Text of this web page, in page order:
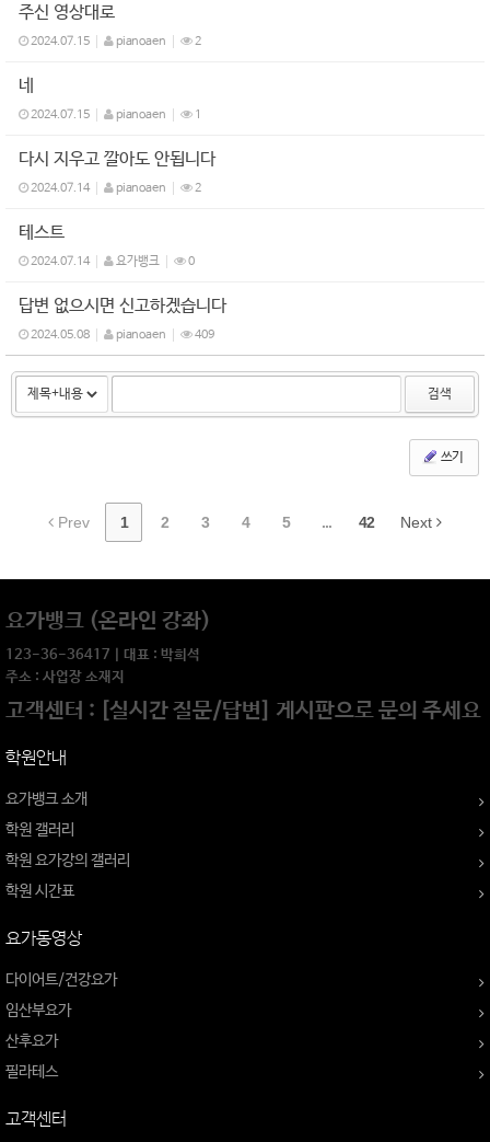
주신 영상대로
2024.07.15 pianoaen 2
네
2024.07.15 pianoaen 1
다시 지우고 깔아도 안됩니다
2024.07.14 pianoaen 2
테스트
2024.07.14 요가뱅크 0
답변 없으시면 신고하겠습니다
2024.05.08 pianoaen 409
검색
쓰기
Prev 1 2 3 4 5 ... 42 Next
요가뱅크 (온라인 강좌)
123-36-36417 | 대표 : 박희석
주소 : 사업장 소재지
고객센터 : [실시간 질문/답변] 게시판으로 문의 주세요
학원안내
요가뱅크 소개
학원 갤러리
학원 요가강의 갤러리
학원 시간표
요가동영상
다이어트/건강요가
임산부요가
산후요가
필라테스
고객센터